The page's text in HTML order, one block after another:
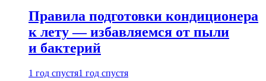
Правила подготовки кондиционера
к лету — избавляемся от пыли
и бактерий
1 год спустя1 год спустя